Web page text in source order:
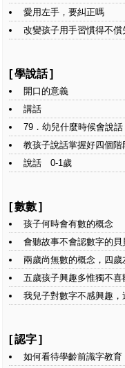
愛用左手，要糾正嗎
改變孩子用手習慣得不償
[學說話]
開口的意義
講話
79．幼兒什麼時候會說話
教孩子說話掌握好四個階
說話 0-1歲
[數數]
孩子何時會有數的概念
會聽故事不會認數字的貝
兩歲尚無數的概念，四
五歲孩子興趣多惟獨不
我兒子對數字不感興趣，
[認字]
如何看待學齡前識字教育